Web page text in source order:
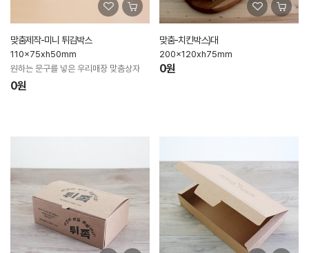
맞춤제작-미니 튀김박스
110x75xh50mm
원하는 문구를 넣은 우리매장 맞춤상자
0원
맞춤-치킨박스)대
200x120xh75mm
0원